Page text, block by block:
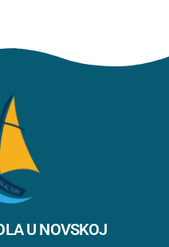
U NOVSKOJ